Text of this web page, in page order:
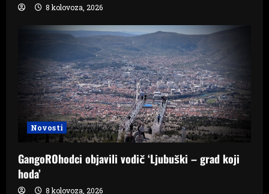
8 kolovoza, 2026
Novosti
GangoROhodci objavili vodič ‘Ljubuški – grad koji
hoda’
8 kolovoza, 2026